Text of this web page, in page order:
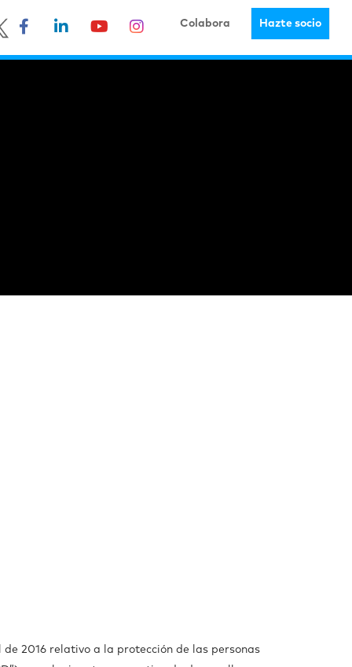
Colabora Hazte socio
2016 relativo a la protección de las personas